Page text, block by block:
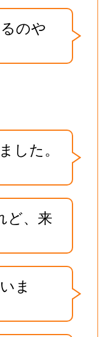
のや
した。
ど、来
ま